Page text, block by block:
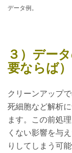
データ例。
３）デー
要ならば
クリーンアップ
死細胞など解析
ます。この前処
くない影響を与
りしてしまう可